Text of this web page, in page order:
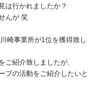
は行かれましたか？
んが 笑
崎事業所が1位を獲得致し
ご紹介致しましたが、
プの活動をご紹介したいと